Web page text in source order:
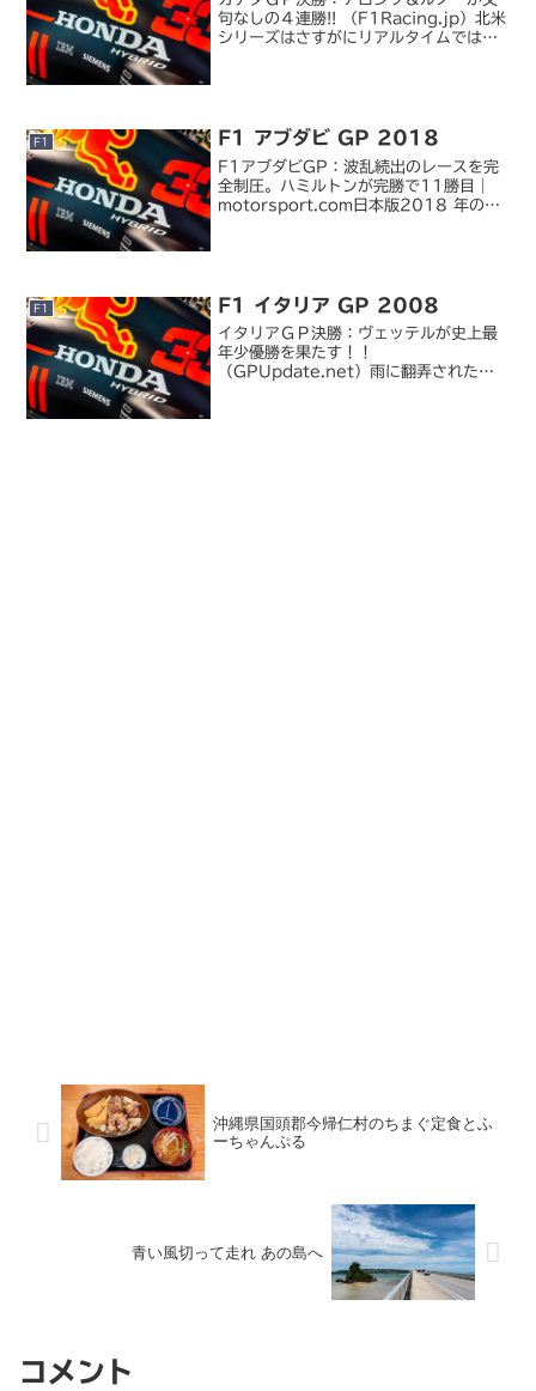
句なしの４連勝!! （F1Racing.jp）北米
シリーズはさすがにリアルタイムではみ
F1 F1 アブダビ GP 2018
F1アブダビGP：波乱続出のレースを完
全制圧。ハミルトンが完勝で11勝目｜
motorsport.com日本版2018 年の
F1 F1 イタリア GP 2008
イタリアＧＰ決勝：ヴェッテルが史上最
年少優勝を果たす！！
（GPUpdate.net）雨に翻弄されたイ
沖縄県国頭郡今帰仁村のちまぐ定食とふ
ーちゃんぷる
青い風切って走れ あの島へ
コメント